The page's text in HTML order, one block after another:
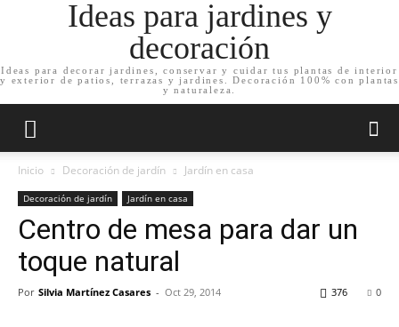
Ideas para jardines y
decoración
Ideas para decorar jardines, conservar y cuidar tus plantas de interior
y exterior de patios, terrazas y jardines. Decoración 100% con plantas
y naturaleza.
Inicio Decoración de jardín Jardín en casa
Decoración de jardín Jardín en casa
Centro de mesa para dar un
toque natural
Por Silvia Martínez Casares - Oct 29, 2014 0
376